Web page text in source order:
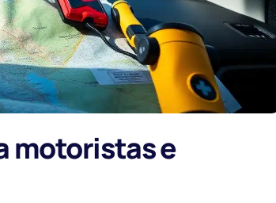
motoristas e